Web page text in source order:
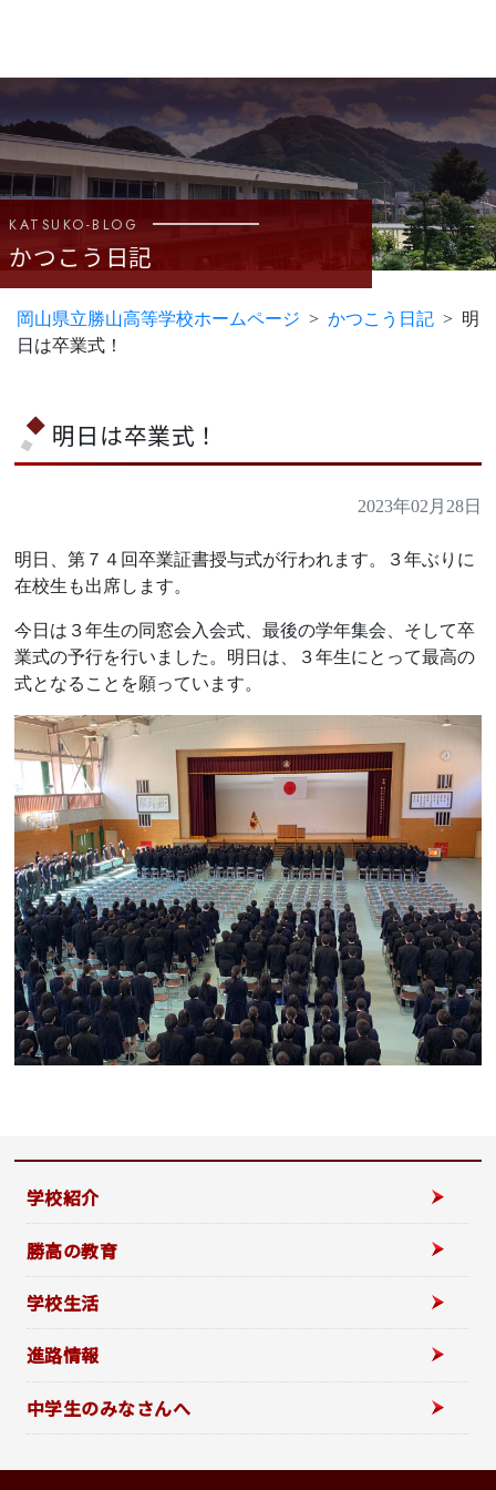
岡山県立勝山高等学校ホームページ かつこう日記
明
日は卒業式！
KATSUKO-BLOG
かつこう日記
明日は卒業式！
2023年02月28日
明日、第７４回卒業証書授与式が行われます。３年ぶりに
在校生も出席します。
今日は３年生の同窓会入会式、最後の学年集会、そして卒
業式の予行を行いました。明日は、３年生にとって最高の
式となることを願っています。
学校紹介
勝高の教育
学校生活
進路情報
中学生のみなさんへ